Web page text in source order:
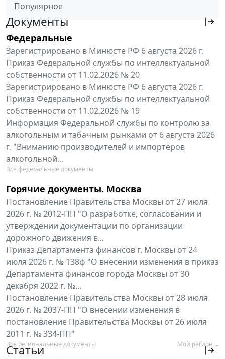
Популярное
Документы
Федеральные
Зарегистрировано в Минюсте РФ 6 августа 2026 г.
Приказ Федеральной службы по интеллектуальной
собственности от 11.02.2026 № 20
Зарегистрировано в Минюсте РФ 6 августа 2026 г.
Приказ Федеральной службы по интеллектуальной
собственности от 11.02.2026 № 19
Информация Федеральной службы по контролю за
алкогольным и табачным рынками от 6 августа 2026
г. "Вниманию производителей и импортёров
алкогольной...
Все федеральные документы
Горячие документы. Москва
Постановление Правительства Москвы от 27 июля
2026 г. № 2012-ПП "О разработке, согласовании и
утверждении документации по организации
дорожного движения в...
Приказ Департамента финансов г. Москвы от 24
июля 2026 г. № 138ф "О внесении изменения в приказ
Департамента финансов города Москвы от 30
декабря 2022 г. №...
Постановление Правительства Москвы от 28 июля
2026 г. № 2037-ПП "О внесении изменения в
постановление Правительства Москвы от 26 июля
2011 г. № 334-ПП"
Все региональные документы Мой регион ...
Статьи